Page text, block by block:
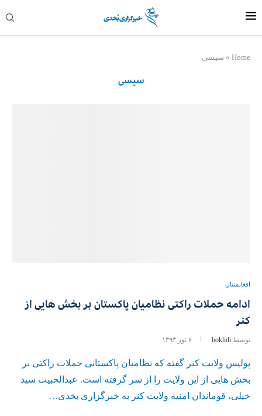
Home
» سیسی
سیسی
افغانستان
ادامه حملات راکتی نظامیان پاکستان بر بخش هایی از
کنر
توسط bokhdi ۶ ثور ۱۳۹۳
پولیس ولایت کنر گفته که نظامیان پاکستانی حملات راکتی بر
بخش هایی از این ولایت را از سر گرفته است. عبدالحبیب سید
خیلی، قوماندان امنیه ولایت کنر به خبرگزاری بخدی…